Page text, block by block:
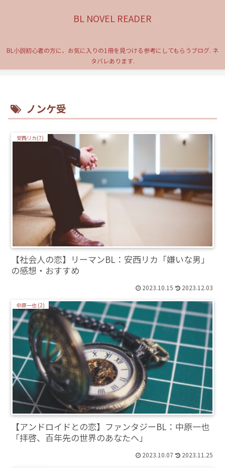
BL NOVEL READER
BL小説初心者の方に、お気に入りの1冊を見つける参考にしてもらうブログ. ネ
タバレあります.
ノンケ受
安西リカ(7)
【社会人の恋】リーマンBL：安西リカ「嫌いな男」
の感想・おすすめ
2023.10.15 2023.12.03
中原一也 (2)
【アンドロイドとの恋】ファンタジーBL：中原一也
「拝啓、百年先の世界のあなたへ」
2023.10.07 2023.11.25